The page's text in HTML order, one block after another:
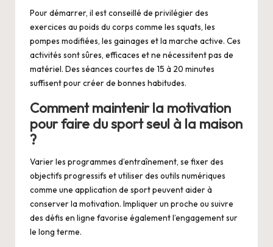
Pour démarrer, il est conseillé de privilégier des
exercices au poids du corps comme les squats, les
pompes modifiées, les gainages et la marche active. Ces
activités sont sûres, efficaces et ne nécessitent pas de
matériel. Des séances courtes de 15 à 20 minutes
suffisent pour créer de bonnes habitudes.
Comment maintenir la motivation
pour faire du sport seul à la maison
?
Varier les programmes d’entraînement, se fixer des
objectifs progressifs et utiliser des outils numériques
comme une application de sport peuvent aider à
conserver la motivation. Impliquer un proche ou suivre
des défis en ligne favorise également l’engagement sur
le long terme.